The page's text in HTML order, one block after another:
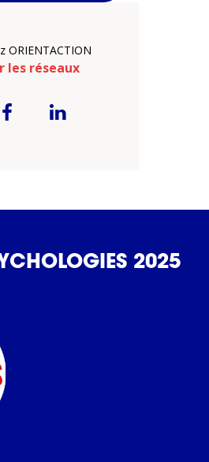
ORIENTACTION
les réseaux
2025